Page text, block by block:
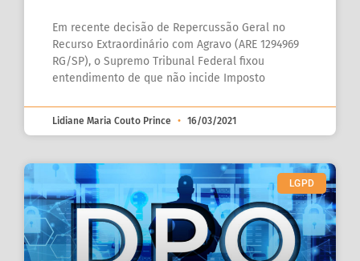
Em recente decisão de Repercussão Geral no
Recurso Extraordinário com Agravo (ARE 1294969
RG/SP), o Supremo Tribunal Federal fixou
entendimento de que não incide Imposto
Lidiane Maria Couto Prince 16/03/2021
LGPD